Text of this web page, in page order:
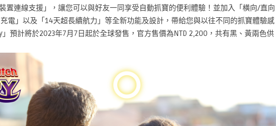
置連線支援」，讓您可以與好友一同享受自動抓寶的便利體驗！並加入「橫向/直向
充電」以及「14天超長續航力」等全新功能及設計，帶給您與以往不同的抓寶體驗感
」預計將於2023年7月7日起於全球發售，官方售價為NTD 2,200，共有黑、黃兩色供